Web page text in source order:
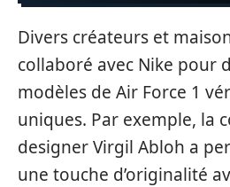
Divers créateurs et
collaboré avec Nike pour
modèles de Air Force 1
uniques. Par exemple, la
designer Virgil Abloh a
une touche d’originalité